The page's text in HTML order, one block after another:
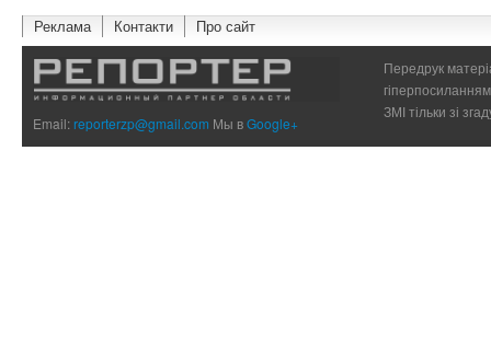
Реклама Контакти Про сайт
Email:reporterzp@gmail.com Мы вGoogle+
Передрук
ЗМІ тільки зі